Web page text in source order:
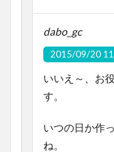
dabo_gc
2015/09/20
いいえ～、お
す。
いつの日か作
ね。